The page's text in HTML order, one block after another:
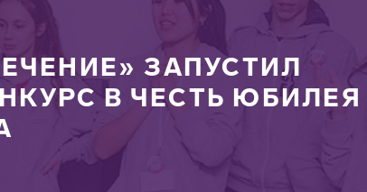
ЗАПУСТИЛ
В ЧЕСТЬ ЮБИЛЕЯ